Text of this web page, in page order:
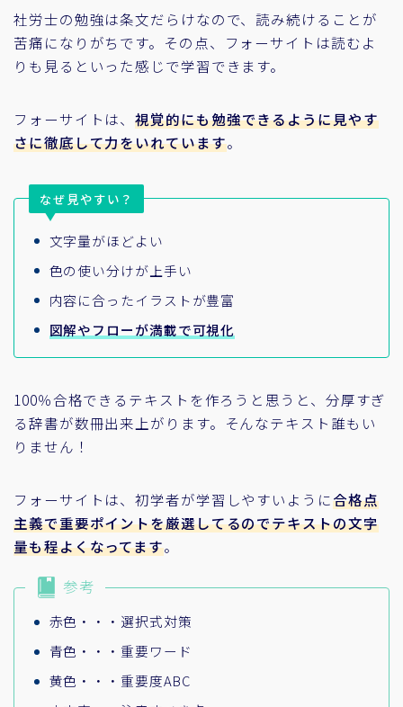
社労士の勉強は条文だらけなので、読み続けることが
苦痛になりがちです。その点、フォーサイトは読むよ
りも見るといった感じで学習できます。
フォーサイトは、視覚的にも勉強できるように見やす
さに徹底して力をいれています。
なぜ見やすい？
文字量がほどよい
色の使い分けが上手い
内容に合ったイラストが豊富
図解やフローが満載で可視化
100％合格できるテキストを作ろうと思うと、分厚すぎ
る辞書が数冊出来上がります。そんなテキスト誰もい
りません！
フォーサイトは、初学者が学習しやすいように合格点
主義で重要ポイントを厳選してるのでテキストの文字
量も程よくなってます。
参考
赤色・・・選択式対策
青色・・・重要ワード
黄色・・・重要度ABC